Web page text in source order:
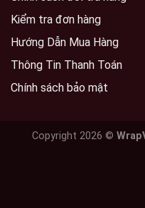
Kiểm tra đơn hàng
Hướng Dẫn Mua Hàng
Thông Tin Thanh Toán
Chính sách bảo mật
Copyright 2026 ©